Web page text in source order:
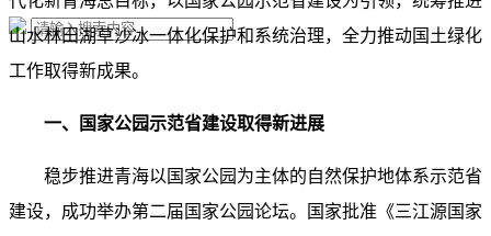
山水林田湖草沙冰一体化保护和系统治理，全力推动国土绿化
工作取得新成果。
一、国家公园示范省建设取得新进展
稳步推进青海以国家公园为主体的自然保护地体系示范省
建设，成功举办第二届国家公园论坛。国家批准《三江源国家